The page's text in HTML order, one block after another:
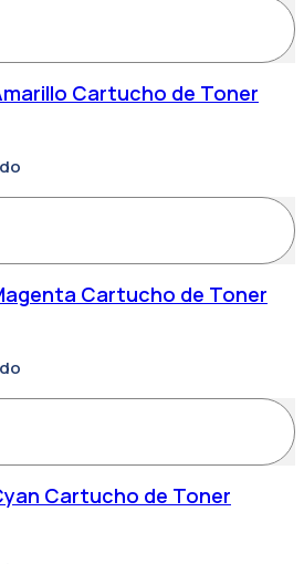
Cartucho de Toner
Cartucho de Toner
Cartucho de Toner